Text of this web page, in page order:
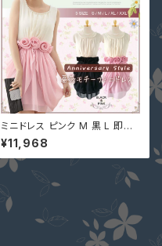
ミニドレス ピンク M 黒 L 即納
S 2L パーティー 演奏会 結婚式
胸元 ビジュー ウエスト バラ ワ
ンピース YJ-67016 sfn6701
6 レディース
¥11,968